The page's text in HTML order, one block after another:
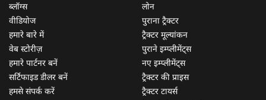
ब्लॉग्स
वीडियोज
हमारे बारे में
वेब स्टोरीज़
हमारे पार्टनर बनें
सर्टिफाइड डीलर बनें
हमसे संपर्क करें
लोन
पुराना ट्रैक्टर
ट्रैक्टर मूल्यांकन
पुराने इम्प्लीमेंट्स
नए इम्प्लीमेंट्स
ट्रैक्टर की प्राइस
ट्रैक्टर टायर्स